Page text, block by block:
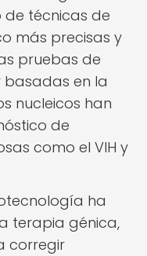
técnicas de
más precisas y
pruebas de
en la
nucleicos han
de
como el VIH y
ha
terapia génica,
corregir